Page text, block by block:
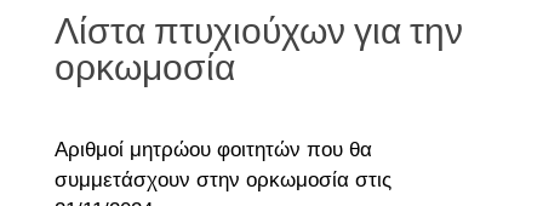
Λίστα πτυχιούχων για την
ορκωμοσία
Αριθμοί μητρώου φοιτητών που θα
συμμετάσχουν στην ορκωμοσία στις